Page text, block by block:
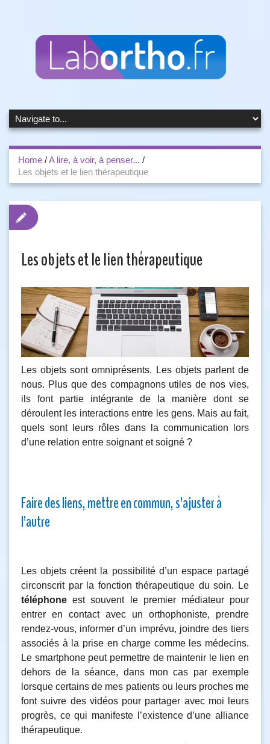
Home /A lire, à voir, à penser... /
Les objets et le lien thérapeutique
Les objets et le lien thérapeutique
Les objets sont omniprésents. Les objets parlent de
nous. Plus que des compagnons utiles de nos vies,
ils font partie intégrante de la manière dont se
déroulent les interactions entre les gens. Mais au fait,
quels sont leurs rôles dans la communication lors
d’une relation entre soignant et soigné ?
Faire des liens, mettre en commun, s’ajuster à
l’autre
Les objets créent la possibilité d’un espace partagé
circonscrit par la fonction thérapeutique du soin. Le
téléphone est souvent le premier médiateur pour
entrer en contact avec un orthophoniste, prendre
rendez-vous, informer d’un imprévu, joindre des tiers
associés à la prise en charge comme les médecins.
Le smartphone peut permettre de maintenir le lien en
dehors de la séance, dans mon cas par exemple
lorsque certains de mes patients ou leurs proches me
font suivre des vidéos pour partager avec moi leurs
progrès, ce qui manifeste l’existence d’une alliance
thérapeutique.